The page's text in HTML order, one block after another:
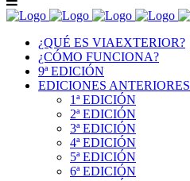
¿QUÉ ES VIAEXTERIOR?
¿CÓMO FUNCIONA?
9ª EDICIÓN
EDICIONES ANTERIORES
1ª EDICIÓN
2ª EDICIÓN
3ª EDICIÓN
4ª EDICIÓN
5ª EDICIÓN
6ª EDICIÓN